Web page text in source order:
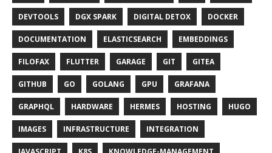
DEVTOOLS DGX SPARK DIGITAL DETOX DOCKER
DOCUMENTATION ELASTICSEARCH EMBEDDINGS
FILOFAX FLUTTER GARAGE GIT GITEA
GITHUB GO GOLANG GPU GRAFANA
GRAPHQL HARDWARE HERMES HOSTING HUGO
IMAGES INFRASTRUCTURE INTEGRATION